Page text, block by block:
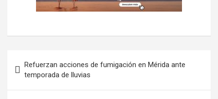
de
entradas
Refuerzan acciones de fumigación en Mérida ante
temporada de lluvias